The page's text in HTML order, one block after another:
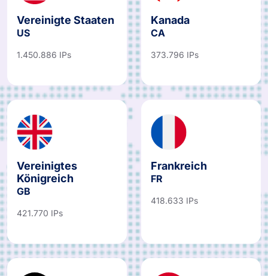
Vereinigte Staaten
US
1.450.886 IPs
Kanada
CA
373.796 IPs
Vereinigtes
Königreich
GB
421.770 IPs
Frankreich
FR
418.633 IPs